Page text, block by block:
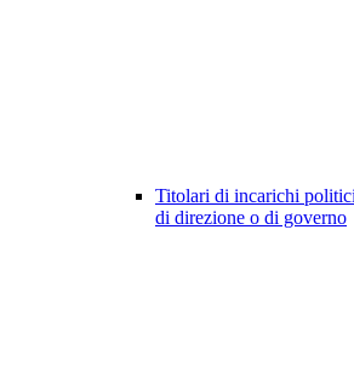
Titolari di incarichi
di direzione o di governo